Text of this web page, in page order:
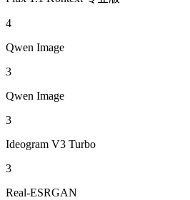
4
Qwen Image
3
Qwen Image
3
Ideogram V3 Turbo
3
Real-ESRGAN